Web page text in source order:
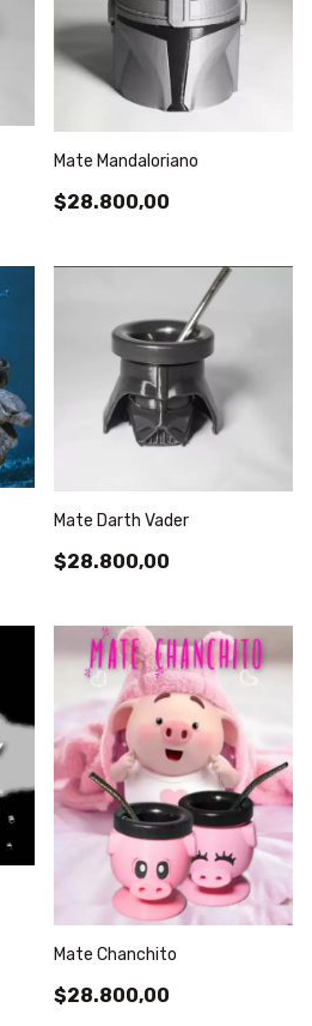
Mate Mandaloriano
$28.800,00
Mate Darth Vader
$28.800,00
Mate Chanchito
$28.800,00